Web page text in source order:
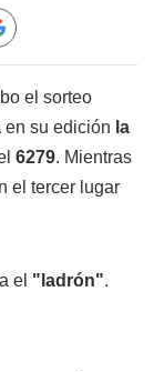
el sorteo
en su edición la
6279. Mientras
el tercer lugar
el "ladrón".